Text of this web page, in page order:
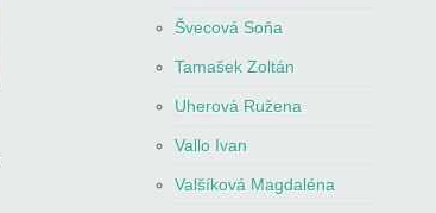
Švecová Soňa
Tamašek Zoltán
Uherová Ružena
Vallo Ivan
Valšíková Magdaléna